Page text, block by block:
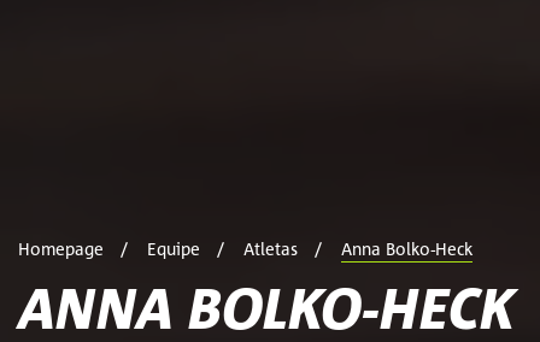
Homepage Equipe Atletas Anna Bolko-Heck
ANNA BOLKO-HECK